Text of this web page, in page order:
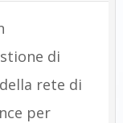
di
rete di
per